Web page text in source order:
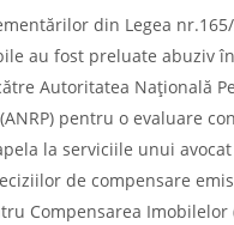
din Legea
au fost preluate abuziv
Autoritatea Națională
pentru o evaluare
la serviciile unui
de compensare
Compensarea Imobilelor